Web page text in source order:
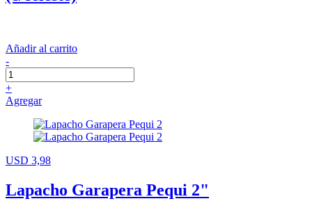
Añadir al carrito
-
+
Agregar
USD 3,98
Lapacho Garapera Pequi 2"